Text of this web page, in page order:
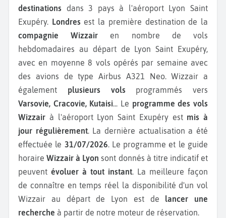
destinations dans 3 pays à l'aéroport Lyon Saint
Exupéry. Londres est la première destination de la
compagnie Wizzair en nombre de vols
hebdomadaires au départ de Lyon Saint Exupéry,
avec en moyenne 8 vols opérés par semaine avec
des avions de type Airbus A321 Neo.Wizzair a
également plusieurs vols programmés vers
Varsovie, Cracovie, Kutaisi... Le programme des vols
Wizzair à l'aéroport Lyon Saint Exupéry est mis à
jour régulièrement. La dernière actualisation a été
effectuée le 31/07/2026. Le programme et le guide
horaireWizzair à Lyon sont donnés à titre indicatif et
peuvent évoluer à tout instant. La meilleure façon
de connaître en temps réel la disponibilité d'un vol
Wizzair au départ de Lyon est de lancer une
recherche à partir de notre moteur de réservation.